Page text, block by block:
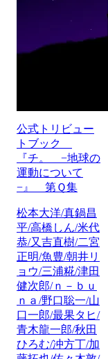
公式トリビュー
トブック
『チ。 −地球の
運動について
−』 第Ｑ集
松本大洋/真鍋昌
平/高橋しん/米代
恭/又吉直樹/二宮
正明/魚豊/朝井リ
ョウ/三浦糀/津田
健次郎/ｎ－ｂｕ
ｎａ/野口聡一/山
口一郎/最果タヒ/
青木龍一郎/秋田
ひろむ/冲方丁/加